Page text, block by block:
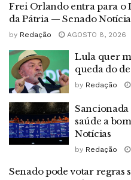
Frei Orlando entra para o
da Pátria — Senado
by Redação AGOSTO 8, 2026
Lula quer
queda do
by Redação
Sancionada
saúde a
Notícias
by Redação
Senado pode votar regras